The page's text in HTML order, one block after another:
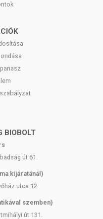
BIOBOLT
út 61.
kijáratánál)
utca 12.
szemben)
út 131.